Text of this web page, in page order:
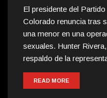
El presidente del
Colorado renuncia tras
una menor en una
sexuales. Hunter
respaldo de la
READ MORE